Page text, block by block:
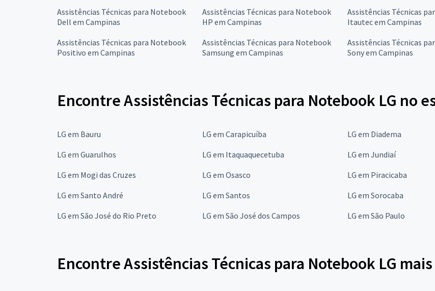
Assistências Técnicas para Notebook
Dell em Campinas
Assistências Técnicas para Notebook
HP em Campinas
Assistências Técnicas
Itautec em Campinas
Assistências Técnicas para Notebook
Positivo em Campinas
Assistências Técnicas para Notebook
Samsung em Campinas
Assistências Técnicas
Sony em Campinas
Encontre Assistências Técnicas para Notebook LG no
LG em Bauru LG em Carapicuíba LG em Diadema
LG em Guarulhos
LG em Itaquaquecetuba LG em Jundiaí
LG em Mogi das Cruzes
LG em Osasco LG em Piracicaba
LG em Santo André
LG em Santos LG em Sorocaba
LG em São José do Rio Preto
LG em São José dos Campos LG em São Paulo
Encontre Assistências Técnicas para Notebook LG